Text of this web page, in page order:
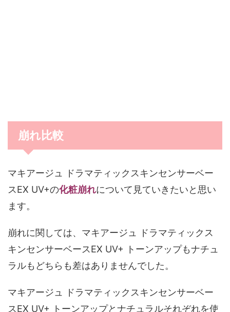
崩れ比較
マキアージュ ドラマティックスキンセンサーベー
スEX UV+の化粧崩れについて見ていきたいと思い
ます。
崩れに関しては、マキアージュ ドラマティックス
キンセンサーベースEX UV+ トーンアップもナチュ
ラルもどちらも差はありませんでした。
マキアージュ ドラマティックスキンセンサーベー
スEX UV+ トーンアップとナチュラルそれぞれを使